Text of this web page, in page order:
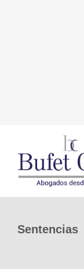
Inicio
Sentencias